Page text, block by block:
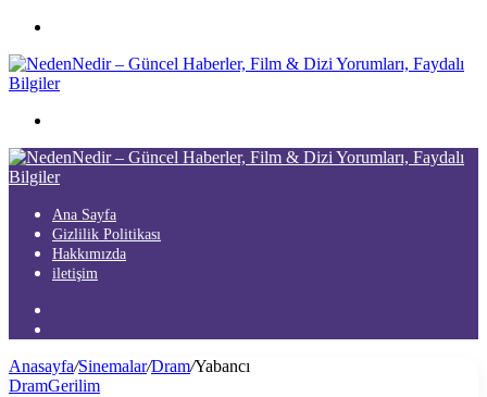
...
Ana Sayfa
Gizlilik Politikası
Hakkımızda
iletişim
...
Anasayfa/Sinemalar/Dram/Yabancı
DramGerilim